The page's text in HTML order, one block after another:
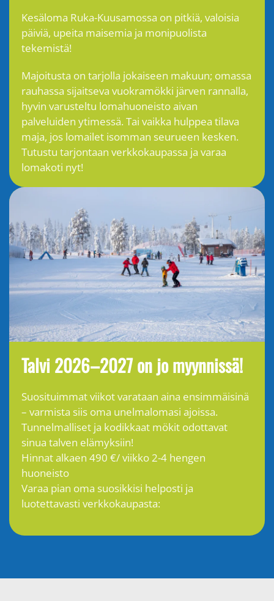
Kesäloma Ruka-Kuusamossa on pitkiä, valoisia
päiviä, upeita maisemia ja monipuolista
tekemistä!
Majoitusta on tarjolla jokaiseen makuun; omassa
rauhassa sijaitseva vuokramökki järven rannalla,
hyvin varusteltu lomahuoneisto aivan
palveluiden ytimessä. Tai vaikka hulppea tilava
maja, jos lomailet isomman seurueen kesken.
Tutustu tarjontaan verkkokaupassa ja varaa
lomakoti nyt!
Talvi 2026–2027 on jo myynnissä!
Suosituimmat viikot varataan aina ensimmäisinä
– varmista siis oma unelmalomasi ajoissa.
Tunnelmalliset ja kodikkaat mökit odottavat
sinua talven elämyksiin!
Hinnat alkaen 490 €/ viikko 2-4 hengen
huoneisto
Varaa pian oma suosikkisi helposti ja
luotettavasti verkkokaupasta: